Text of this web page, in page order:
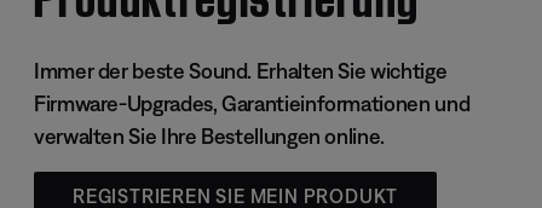
Immer der beste Sound. Erhalten Sie wichtige
Firmware-Upgrades, Garantieinformationen und
verwalten Sie Ihre Bestellungen online.
REGISTRIEREN SIE MEIN PRODUKT